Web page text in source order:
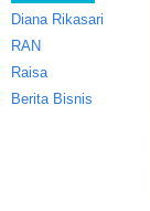
Diana Rikasari
RAN
Raisa
Berita Bisnis